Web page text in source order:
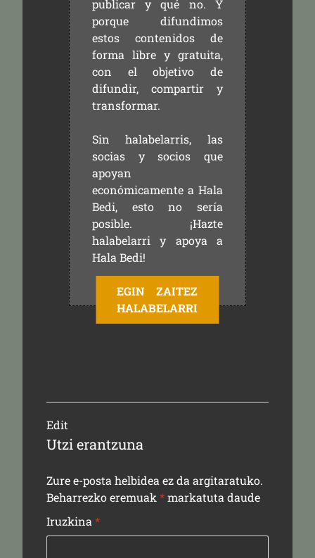
publicar y qué no. Y
porque difundimos
estos contenidos de
forma libre y gratuita,
con el objetivo de
difundir, compartir y
transformar.
Sin halabelarris, las
socias y socios que
apoyan
económicamente a Hala
Bedi, esto no sería
posible. ¡Hazte
halabelarri y apoya a
Hala Bedi!
EGIN ZAITEZ
HALABELARRI
Edit
Utzi erantzuna
Zure e-posta helbidea ez da argitaratuko.
Beharrezko eremuak*markatuta daude
Iruzkina*